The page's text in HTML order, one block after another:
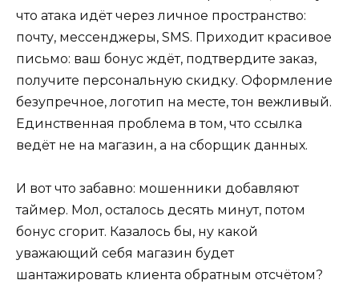
что атака идёт через личное пространство:
почту, мессенджеры, SMS. Приходит красивое
письмо: ваш бонус ждёт, подтвердите заказ,
получите персональную скидку. Оформление
безупречное, логотип на месте, тон вежливый.
Единственная проблема в том, что ссылка
ведёт не на магазин, а на сборщик данных.
И вот что забавно: мошенники добавляют
таймер. Мол, осталось десять минут, потом
бонус сгорит. Казалось бы, ну какой
уважающий себя магазин будет
шантажировать клиента обратным отсчётом?